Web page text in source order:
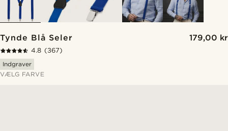
Tynde Blå Seler 179,00 kr
4.8 (367)
Indgraver
VÆLG FARVE